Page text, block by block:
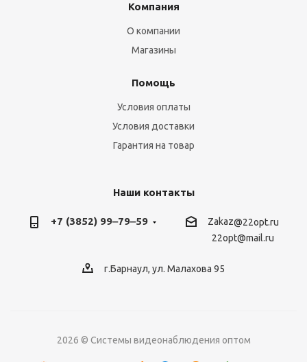
Компания
О компании
Магазины
Помощь
Условия оплаты
Условия доставки
Гарантия на товар
Наши контакты
+7 (3852) 99‒79‒59 Zakaz@22opt.ru
22opt@mail.ru
г.Барнаул, ул. Малахова 95
2026 © Системы видеонаблюдения оптом